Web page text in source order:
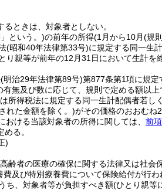
ときは、対象者としない。
という。)の前年の所得(1月から10月(規
(昭和40年法律第33号)に規定する同一生
り親等が前年の12月31日において生計
(明治29年法律第89号)第877条第1項に規定
無及び数に応じて、規則で定める額以上
所得税法に規定する同一生計配偶者若し
れた金額を除く。)がその価格のおおむね
ける当該対象者の所得に関しては、 前項
る。
)
齢者の医療の確保に関する法律又は社会
及び特別療養費について保険給付が行
ち、対象者等が負担すべき額(ひとり親等